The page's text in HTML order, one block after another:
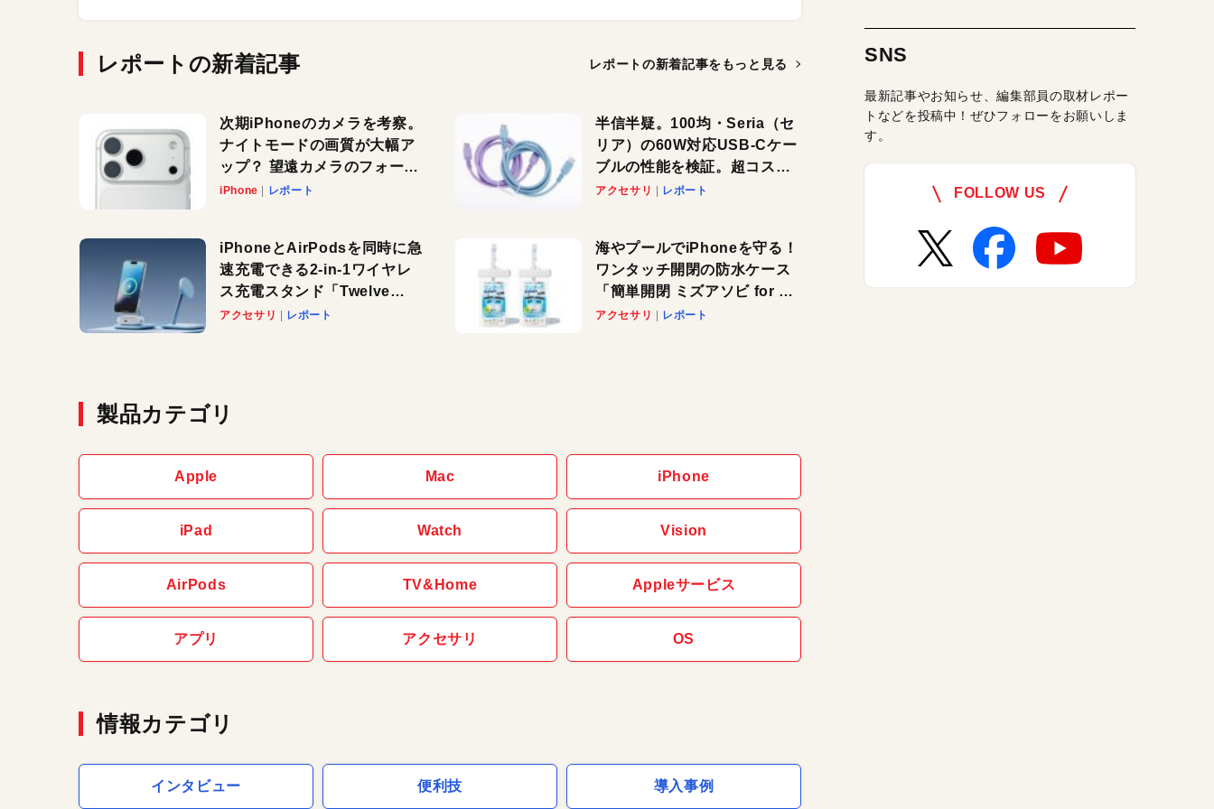
レポートの新着記事 レポートの新着記事をもっと見る
次期iPhoneのカメラを考察。
ナイトモードの画質が大幅ア
ップ？ 望遠カメラのフォーカ
スがさらにシャープに？
iPhone レポート
半信半疑。100均・Seria（セ
リア）の60W対応USB-Cケー
ブルの性能を検証。超コスパ
の1本を発見か？
アクセサリ レポート
iPhoneとAirPodsを同時に急
速充電できる2-in-1ワイヤレ
ス充電スタンド「Twelve
South HiRise 2 Deluxe」が
アクセサリ レポート
海やプールでiPhoneを守る！
ワンタッチ開閉の防水ケース
「簡単開閉 ミズアソビ for ス
マホ」で夏のレジャーを満喫
アクセサリ レポート
製品カテゴリ
Apple Mac iPhone
iPad Watch Vision
AirPods TV&Home Appleサービス
アプリ アクセサリ OS
情報カテゴリ
インタビュー 便利技 導入事例
SNS
最新記事やお知らせ、編集部員の取材レポー
トなどを投稿中！ぜひフォローをお願いしま
す。
FOLLOW US